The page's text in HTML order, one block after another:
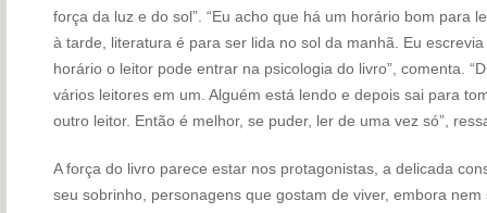
força da luz e do sol”. “Eu acho que há um horário bom para
à tarde, literatura é para ser lida no sol da manhã. Eu
horário o leitor pode entrar na psicologia do livro”, comenta.
vários leitores em um. Alguém está lendo e depois sai para
outro leitor. Então é melhor, se puder, ler de uma vez só”,
A força do livro parece estar nos protagonistas, a delicada
seu sobrinho, personagens que gostam de viver, embora